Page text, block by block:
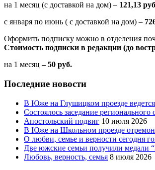
на 1 месяц (с доставкой на дом) – 121,13
с января по июнь ( с доставкой на дом) –
Оформить подписку можно в отделения
Стоимость подписки в редакции (до
на 1 месяц – 50 руб.
Последние новости
В Юже на Глушицком проезде
Состоялось заседание
Апостольский подвиг 10 июля 2026
В Юже на Школьном проезде
О любви, семье и верности сегодня
Две южские семьи получили медали
Любовь, верность, семья 8 июля 2026